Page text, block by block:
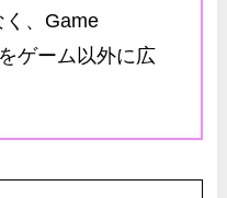
く、Game
ゲーム以外に広